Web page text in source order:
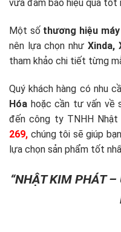
vừa đảm bảo hiệu quả tốt
Một số thương hiệu
nên lựa chọn như Xinda,
tham khảo chi tiết từng
Quý khách hàng có nhu
Hóa hoặc cần tư vấn về
đến công ty TNHH Nhật
269, chúng tôi sẽ giúp
lựa chọn sản phẩm tốt
“NHẬT KIM PHÁT –